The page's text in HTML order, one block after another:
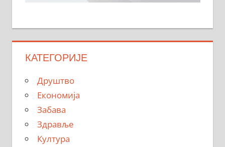
КАТЕГОРИЈЕ
Друштво
Економија
Забава
Здравље
Култура